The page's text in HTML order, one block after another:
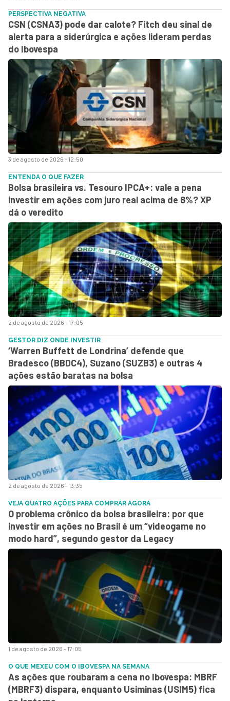
3 de agosto de 2026 - 12:50
PERSPECTIVA NEGATIVA
CSN (CSNA3) pode dar calote? Fitch deu sinal de
alerta para a siderúrgica e ações lideram perdas
do Ibovespa
2 de agosto de 2026 - 17:05
ENTENDA O QUE FAZER
Bolsa brasileira vs. Tesouro IPCA+: vale a pena
investir em ações com juro real acima de 8%? XP
dá o veredito
2 de agosto de 2026 - 13:35
GESTOR DIZ ONDE INVESTIR
‘Warren Buffett de Londrina’ defende que
Bradesco (BBDC4), Suzano (SUZB3) e outras 4
ações estão baratas na bolsa
1 de agosto de 2026 - 17:05
VEJA QUATRO AÇÕES PARA COMPRAR AGORA
O problema crônico da bolsa brasileira: por que
investir em ações no Brasil é um “videogame no
modo hard”, segundo gestor da Legacy
O QUE MEXEU COM O IBOVESPA NA SEMANA
As ações que roubaram a cena no Ibovespa: MBRF
(MBRF3) dispara, enquanto Usiminas (USIM5) fica